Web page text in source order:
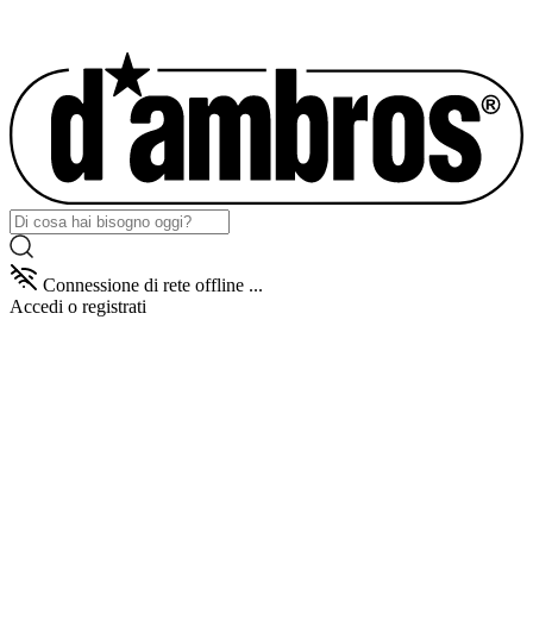
Connessione di rete offline ...
Accedi o registrati